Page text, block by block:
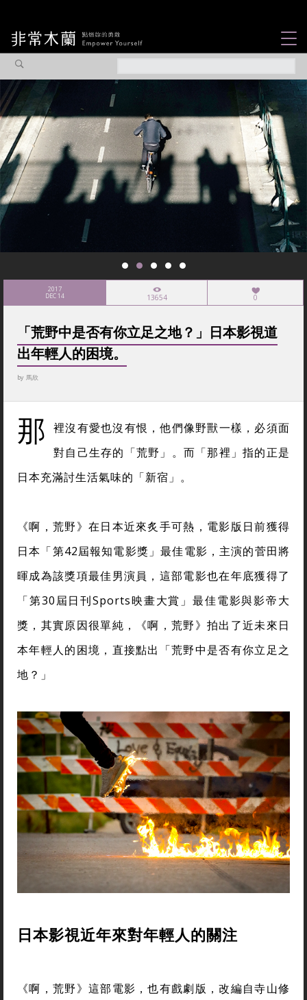
焦點企劃
社會企業
認識我們
2017
DEC 14 13654 0
「荒野中是否有你立足之地？」日本影視道
出年輕人的困境。
by 馬欣
那 裡沒有愛也沒有恨，他們像野獸一樣，必須面
對自己生存的「荒野」。而「那裡」指的正是
日本充滿討生活氣味的「新宿」。
《啊，荒野》在日本近來炙手可熱，電影版日前獲得
日本「第42屆報知電影獎」最佳電影，主演的菅田將
暉成為該獎項最佳男演員，這部電影也在年底獲得了
「第30屆日刊Sports映畫大賞」最佳電影與影帝大
獎，其實原因很單純，《啊，荒野》拍出了近未來日
本年輕人的困境，直接點出「荒野中是否有你立足之
地？」
日本影視近年來對年輕人的關注
《啊，荒野》這部電影，也有戲劇版，改編自寺山修